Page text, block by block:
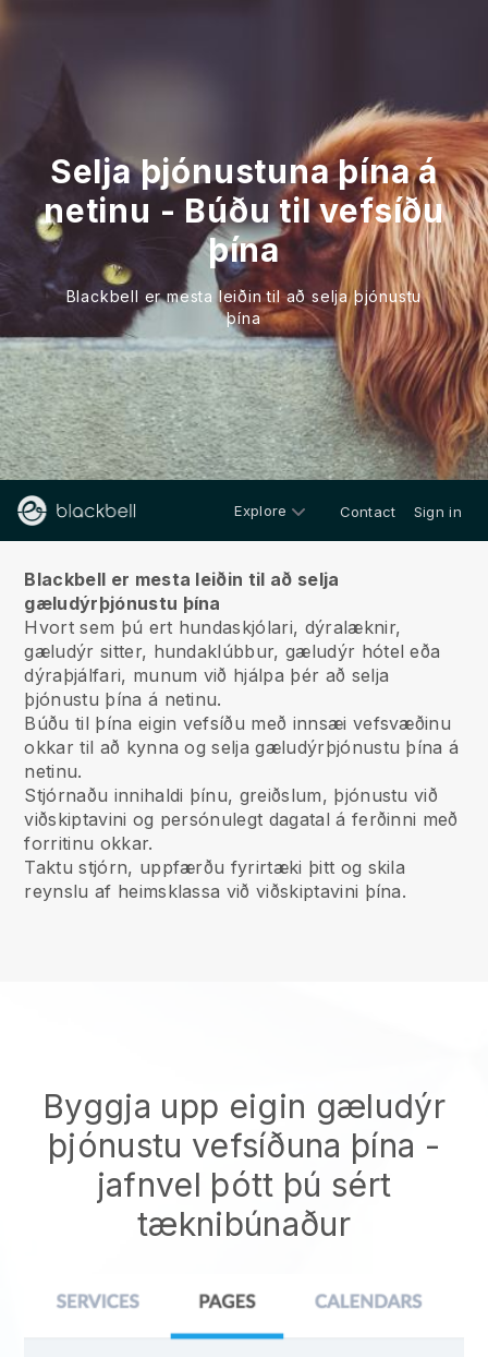
Selja þjónustuna þína á
netinu - Búðu til vefsíðu
þína
Blackbell er mesta leiðin til að selja þjónustu
þína
Explore Contact Sign in
Blackbell er mesta leiðin til að selja
gæludýrþjónustu þína
Hvort sem þú ert hundaskjólari, dýralæknir,
gæludýr sitter, hundaklúbbur, gæludýr hótel eða
dýraþjálfari, munum við hjálpa þér að selja
þjónustu þína á netinu.
Búðu til þína eigin vefsíðu með innsæi vefsvæðinu
okkar til að kynna og selja gæludýrþjónustu þína á
netinu.
Stjórnaðu innihaldi þínu, greiðslum, þjónustu við
viðskiptavini og persónulegt dagatal á ferðinni með
forritinu okkar.
Taktu stjórn, uppfærðu fyrirtæki þitt og skila
reynslu af heimsklassa við viðskiptavini þína.
Byggja upp eigin gæludýr
þjónustu vefsíðuna þína -
jafnvel þótt þú sért
tæknibúnaður